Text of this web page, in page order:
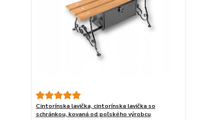
Cintorínska lavička, cintorínska lavička so
schránkou, kovaná od poľského výrobcu